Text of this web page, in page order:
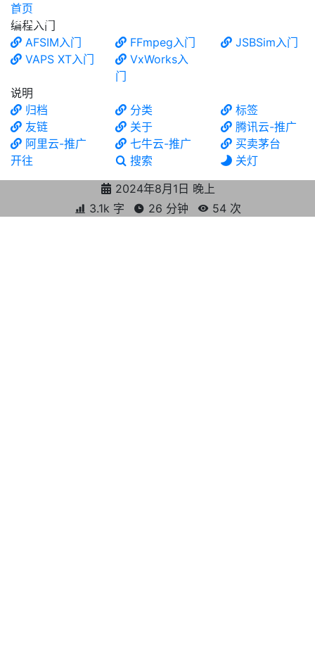
食铁兽
首页
编程入门
AFSIM入门
FFmpeg入门
JSBSim入门
VAPS XT入门
VxWorks入
门
说明
归档
分类
标签
友链
关于
腾讯云-推广
阿里云-推广
七牛云-推广
买卖茅台
开往
搜索
关灯
2024年8月1日 晚上
3.1k 字
26 分钟 54次